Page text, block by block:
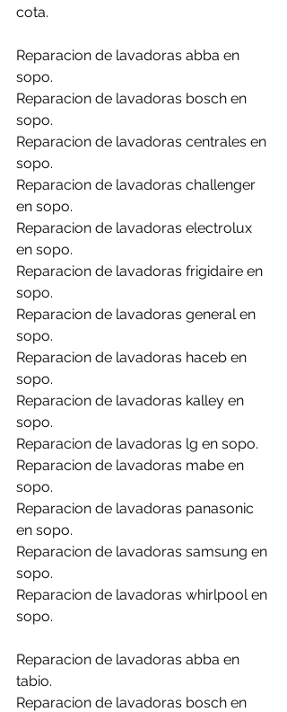
cota.
Reparacion de lavadoras abba en
sopo.
Reparacion de lavadoras bosch en
sopo.
Reparacion de lavadoras centrales en
sopo.
Reparacion de lavadoras challenger
en sopo.
Reparacion de lavadoras electrolux
en sopo.
Reparacion de lavadoras frigidaire en
sopo.
Reparacion de lavadoras general en
sopo.
Reparacion de lavadoras haceb en
sopo.
Reparacion de lavadoras kalley en
sopo.
Reparacion de lavadoras lg en sopo.
Reparacion de lavadoras mabe en
sopo.
Reparacion de lavadoras panasonic
en sopo.
Reparacion de lavadoras samsung en
sopo.
Reparacion de lavadoras whirlpool en
sopo.
Reparacion de lavadoras abba en
tabio.
Reparacion de lavadoras bosch en